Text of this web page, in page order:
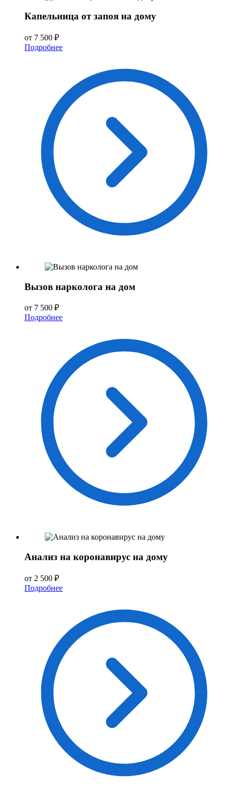
Капельница от запоя на дому
от 7 500 ₽
Подробнее
Вызов нарколога на дом
от 7 500 ₽
Подробнее
Анализ на коронавирус на дому
от 2 500 ₽
Подробнее